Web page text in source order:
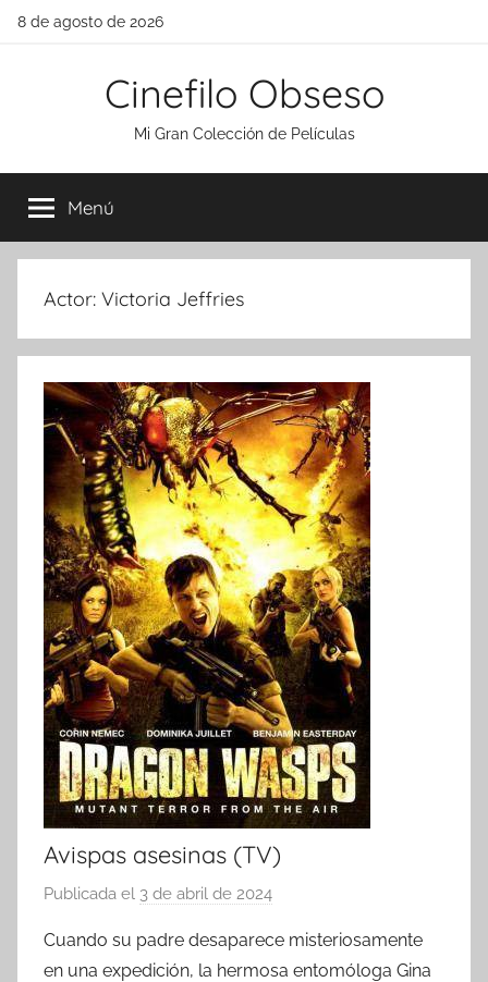
Saltar
8 de agosto de 2026
Cinefilo Obseso
Mi Gran Colección de Películas
Menú
Actor: Victoria Jeffries
Avispas asesinas (TV)
Publicada el 3 de abril de 2024
r
Cuando su padre desaparece misteriosamente
en una expedición, la hermosa entomóloga Gina